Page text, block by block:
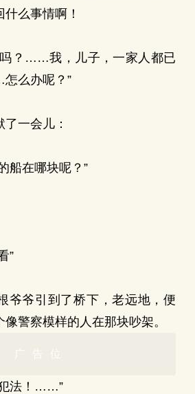
么事情啊！
？……我，儿子，一家人都已
么办呢？”
一会儿：
在哪块呢？”
”
爷引到了桥下，老远地，便
警察模样的人在那块吵架。
广告位
法！……”